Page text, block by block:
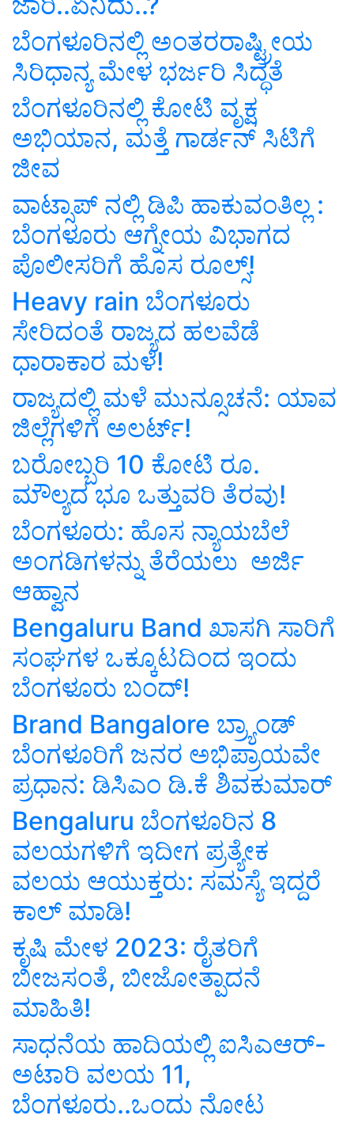
ಬೆಂಗಳೂರಿನಲ್ಲಿ ಅಂತರರಾಷ್ಟ್ರೀಯ
ಸಿರಿಧಾನ್ಯ ಮೇಳ ಭರ್ಜರಿ ಸಿದ್ಧತೆ
ಬೆಂಗಳೂರಿನಲ್ಲಿ ಕೋಟಿ ವೃಕ್ಷ
ಅಭಿಯಾನ, ಮತ್ತೆ ಗಾರ್ಡನ್‌ ಸಿಟಿಗೆ
ಜೀವ
ವಾಟ್ಸಾಪ್ ನಲ್ಲಿ ಡಿಪಿ ಹಾಕುವಂತಿಲ್ಲ :
ಬೆಂಗಳೂರು ಆಗ್ನೇಯ ವಿಭಾಗದ
ಪೊಲೀಸರಿಗೆ ಹೊಸ ರೂಲ್ಸ್‌!
Heavy rain ಬೆಂಗಳೂರು
ಸೇರಿದಂತೆ ರಾಜ್ಯದ ಹಲವೆಡೆ
ಧಾರಾಕಾರ ಮಳೆ!
ರಾಜ್ಯದಲ್ಲಿ ಮಳೆ ಮುನ್ಸೂಚನೆ: ಯಾವ
ಜಿಲ್ಲೆಗಳಿಗೆ ಅಲರ್ಟ್‌!
ಬರೋಬ್ಬರಿ 10 ಕೋಟಿ ರೂ.
ಮೌಲ್ಯದ ಭೂ ಒತ್ತುವರಿ ತೆರವು!
ಬೆಂಗಳೂರು: ಹೊಸ ನ್ಯಾಯಬೆಲೆ
ಅಂಗಡಿಗಳನ್ನು ತೆರೆಯಲು ಅರ್ಜಿ
ಆಹ್ವಾನ
Bengaluru Band ಖಾಸಗಿ ಸಾರಿಗೆ
ಸಂಘಗಳ ಒಕ್ಕೂಟದಿಂದ ಇಂದು
ಬೆಂಗಳೂರು ಬಂದ್‌!
Brand Bangalore ಬ್ರ್ಯಾಂಡ್‌
ಬೆಂಗಳೂರಿಗೆ ಜನರ ಅಭಿಪ್ರಾಯವೇ
ಪ್ರಧಾನ: ಡಿಸಿಎಂ ಡಿ.ಕೆ ಶಿವಕುಮಾರ್‌
Bengaluru ಬೆಂಗಳೂರಿನ 8
ವಲಯಗಳಿಗೆ ಇದೀಗ ಪ್ರತ್ಯೇಕ
ವಲಯ ಆಯುಕ್ತರು: ಸಮಸ್ಯೆ ಇದ್ದರೆ
ಕಾಲ್‌ ಮಾಡಿ!
ಕೃಷಿ ಮೇಳ 2023: ರೈತರಿಗೆ
ಬೀಜಸಂತೆ, ಬೀಜೋತ್ಪಾದನೆ
ಮಾಹಿತಿ!
ಸಾಧನೆಯ ಹಾದಿಯಲ್ಲಿ ಐಸಿಎಆರ್-
ಅಟಾರಿ ವಲಯ 11,
ಬೆಂಗಳೂರು..ಒಂದು ನೋಟ